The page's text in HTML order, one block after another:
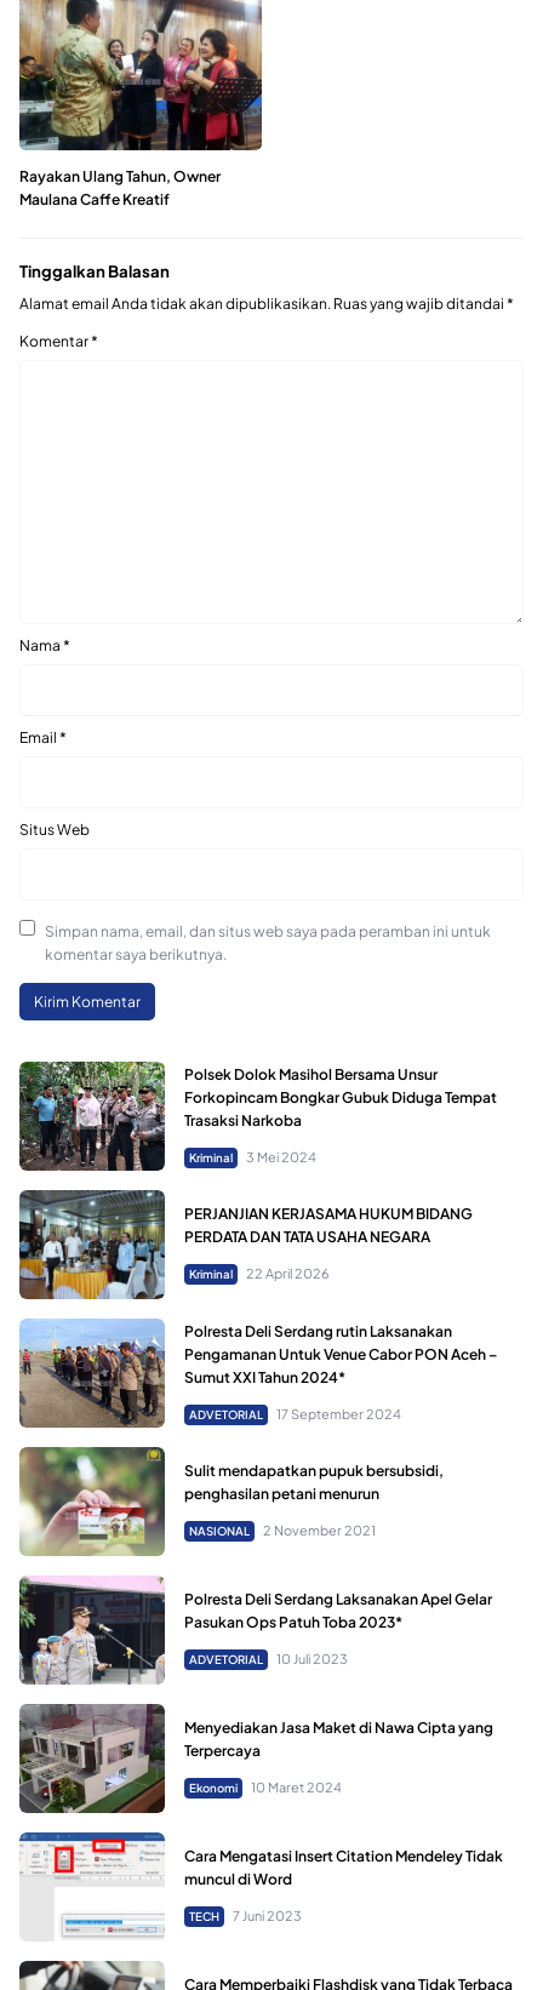
Rayakan Ulang Tahun, Owner
Maulana Caffe Kreatif
Tinggalkan Balasan
Alamat email Anda tidak akan dipublikasikan. Ruas yang wajib ditandai *
Komentar*
Nama *
Email *
Situs Web
Simpan nama, email, dan situs web saya pada peramban ini untuk
komentar saya berikutnya.
Polsek Dolok Masihol Bersama Unsur
Forkopincam Bongkar Gubuk Diduga Tempat
Trasaksi Narkoba
Kriminal 3 Mei 2024
PERJANJIAN KERJASAMA HUKUM BIDANG
PERDATA DAN TATA USAHA NEGARA
Kriminal 22 April 2026
Polresta Deli Serdang rutin Laksanakan
Pengamanan Untuk Venue Cabor PON Aceh –
Sumut XXI Tahun 2024*
ADVETORIAL 17 September 2024
Sulit mendapatkan pupuk bersubsidi,
penghasilan petani menurun
NASIONAL 2 November 2021
Polresta Deli Serdang Laksanakan Apel Gelar
Pasukan Ops Patuh Toba 2023*
ADVETORIAL 10 Juli 2023
Menyediakan Jasa Maket di Nawa Cipta yang
Terpercaya
Ekonomi 10 Maret 2024
Cara Mengatasi Insert Citation Mendeley Tidak
muncul di Word
TECH 7 Juni 2023
Cara Memperbaiki Flashdisk yang Tidak Terbaca